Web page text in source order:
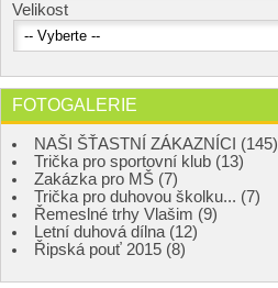
Velikost
FOTOGALERIE
NAŠI ŠŤASTNÍ ZÁKAZNÍCI (145)
Trička pro sportovní klub (13)
Zakázka pro MŠ (7)
Trička pro duhovou školku... (7)
Řemeslné trhy Vlašim (9)
Letní duhová dílna (12)
Řipská pouť 2015 (8)